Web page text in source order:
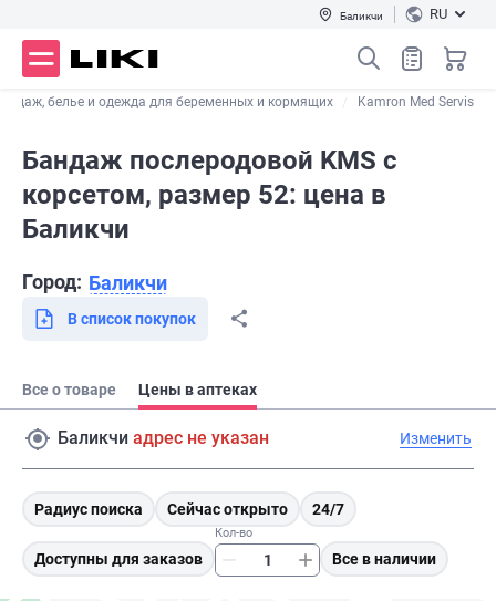
Баликчи RU
белье и одежда для беременных и кормящих Kamron Med Servis
Бандаж послеродовой KMS с
корсетом, размер 52: цена в
Баликчи
Город: Баликчи
В список покупок
Все о товаре Цены в аптеках
Баликчи адрес не указан Изменить
Радиус поиска Сейчас открыто 24/7
Доступны для заказов
Кол-во
Все в наличии